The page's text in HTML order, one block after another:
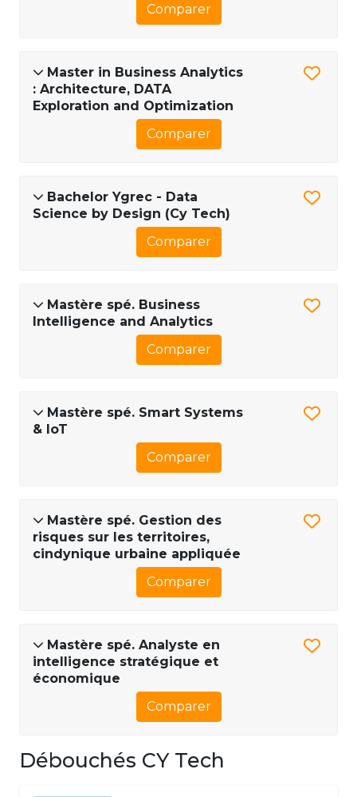
Comparer
Master in Business Analytics
: Architecture, DATA
Exploration and Optimization
Comparer
Bachelor Ygrec - Data
Science by Design (Cy Tech)
Comparer
Mastère spé. Business
Intelligence and Analytics
Comparer
Mastère spé. Smart Systems
& IoT
Comparer
Mastère spé. Gestion des
risques sur les territoires,
cindynique urbaine appliquée
Comparer
Mastère spé. Analyste en
intelligence stratégique et
économique
Comparer
Débouchés CY Tech